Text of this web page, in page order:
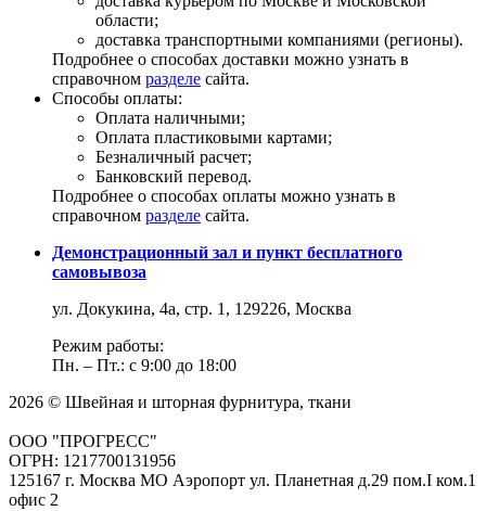
области;
доставка транспортными компаниями (регионы).
Подробнее о способах доставки можно узнать в
справочном разделе сайта.
Способы оплаты:
Оплата наличными;
Оплата пластиковыми картами;
Безналичный расчет;
Банковский перевод.
Подробнее о способах оплаты можно узнать в
справочном разделе сайта.
Демонстрационный зал и пункт бесплатного
самовывоза
ул. Докукина, 4а, стр. 1, 129226, Москва
Режим работы:
Пн. – Пт.: с 9:00 до 18:00
2026 © Швейная и шторная фурнитура, ткани
ООО "ПРОГРЕСС"
ОГРН: 1217700131956
125167 г. Москва МО Аэропорт ул. Планетная д.29 пом.I ком.1
офис 2